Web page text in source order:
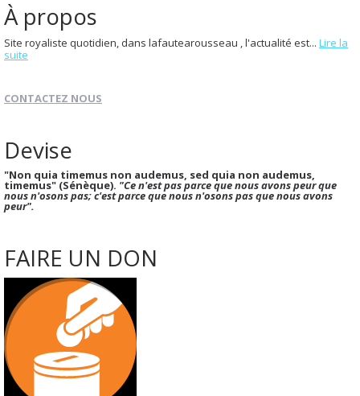
À propos
Site royaliste quotidien, dans lafautearousseau , l'actualité est... Lire la
suite
CONTACTEZ NOUS
Devise
"Non quia timemus non audemus, sed quia non audemus,
timemus" (Sénèque). "Ce n'est pas parce que nous avons peur que
nous n'osons pas; c'est parce que nous n'osons pas que nous avons
peur".
FAIRE UN DON